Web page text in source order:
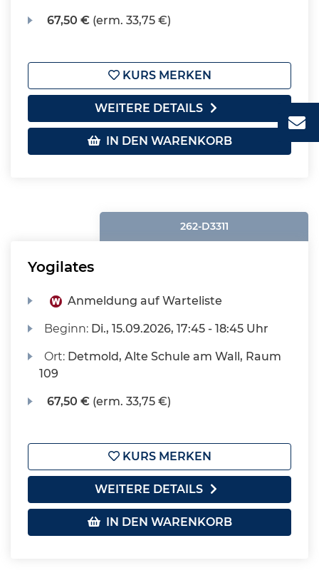
67,50 € (erm. 33,75 €)
KURS MERKEN
WEITERE DETAILS
IN DEN WARENKORB
262-D3311
Yogilates
Anmeldung auf Warteliste
Beginn: Di., 15.09.2026, 17:45 - 18:45 Uhr
Ort: Detmold, Alte Schule am Wall, Raum
109
67,50 € (erm. 33,75 €)
KURS MERKEN
WEITERE DETAILS
IN DEN WARENKORB